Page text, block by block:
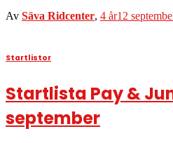
Av Säva Ridcenter, 4 år12
Startlistor
Startlista Pay &
september